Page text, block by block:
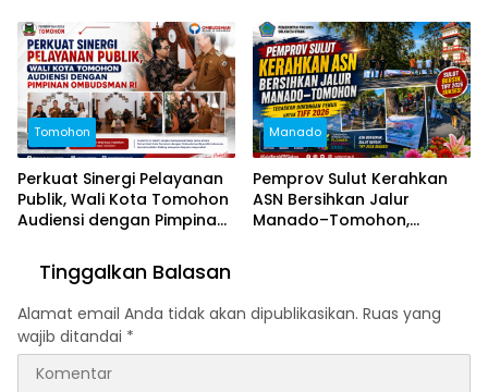
Prioritas Pembangunan
Tomohon
Perkuat Sinergi Pelayanan
Publik, Wali Kota Tomohon
Audiensi dengan Pimpinan
Manado
Pemprov Sulut Kerahkan
ASN Bersihkan Jalur
Manado–Tomohon,
Tinggalkan Balasan
Alamat email Anda tidak akan dipublikasikan. Ruas yang
wajib ditandai *